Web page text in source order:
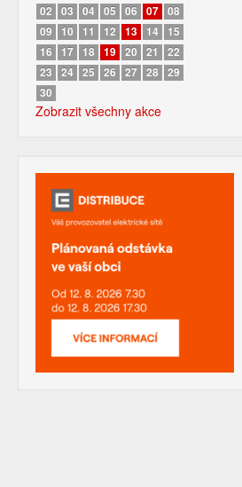
02
03 04 05 06 07 08
09
10 11 12 13 14
15
16
17 18 19 20 21
22
23
24 25 26 27 28
29
30
Zobrazit všechny akce